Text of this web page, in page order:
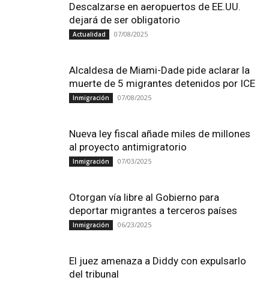
Descalzarse en aeropuertos de EE.UU.
dejará de ser obligatorio
Actualidad 07/08/2025
Alcaldesa de Miami-Dade pide aclarar la
muerte de 5 migrantes detenidos por ICE
Inmigración 07/08/2025
Nueva ley fiscal añade miles de millones
al proyecto antimigratorio
Inmigración 07/03/2025
Otorgan vía libre al Gobierno para
deportar migrantes a terceros países
Inmigración 06/23/2025
El juez amenaza a Diddy con expulsarlo
del tribunal